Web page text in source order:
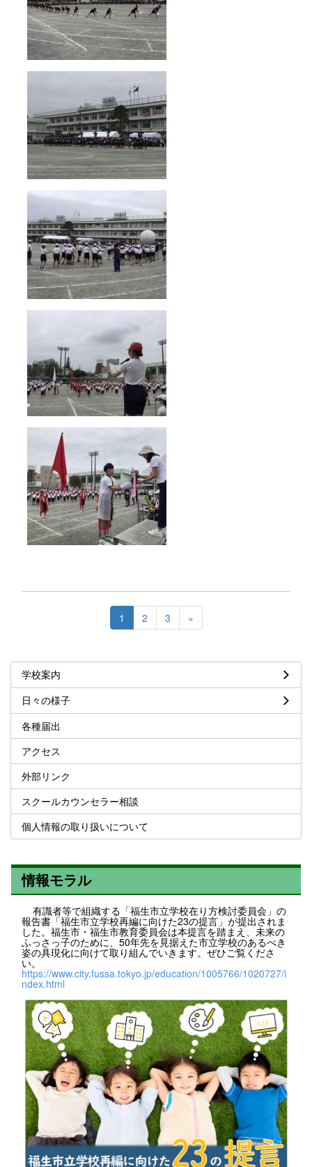
1 2 3 »
学校案内
日々の様子
各種届出
アクセス
外部リンク
スクールカウンセラー相談
個人情報の取り扱いについて
情報モラル
有識者等で組織する「福生市立学校在り方検討委員会」の
報告書「福生市立学校再編に向けた23の提言」が提出されま
した。福生市・福生市教育委員会は本提言を踏まえ、未来の
ふっさっ子のために、50年先を見据えた市立学校のあるべき
姿の具現化に向けて取り組んでいきます。ぜひご覧くださ
い。
https://www.city.fussa.tokyo.jp/education/1005766/1020727/i
ndex.html